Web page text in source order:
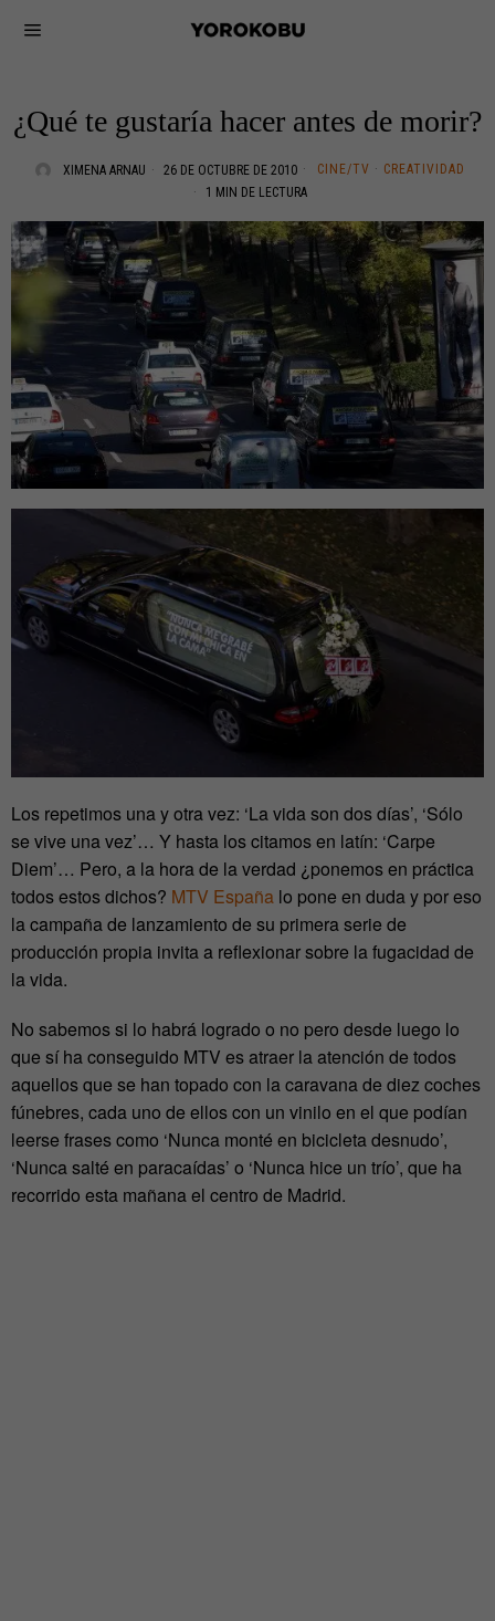
¿Qué te gustaría hacer antes de morir?
XIMENA ARNAU 26 DE OCTUBRE DE 2010 CINE/TV · CREATIVIDAD
1 MIN DE LECTURA
Los repetimos una y otra vez: ‘La vida son dos días’, ‘Sólo
se vive una vez’… Y hasta los citamos en latín: ‘Carpe
Diem’… Pero, a la hora de la verdad ¿ponemos en práctica
todos estos dichos? MTV España lo pone en duda y por eso
la campaña de lanzamiento de su primera serie de
producción propia invita a reflexionar sobre la fugacidad de
la vida.
No sabemos si lo habrá logrado o no pero desde luego lo
que sí ha conseguido MTV es atraer la atención de todos
aquellos que se han topado con la caravana de diez coches
fúnebres, cada uno de ellos con un vinilo en el que podían
leerse frases como ‘Nunca monté en bicicleta desnudo’,
‘Nunca salté en paracaídas’ o ‘Nunca hice un trío’, que ha
recorrido esta mañana el centro de Madrid.